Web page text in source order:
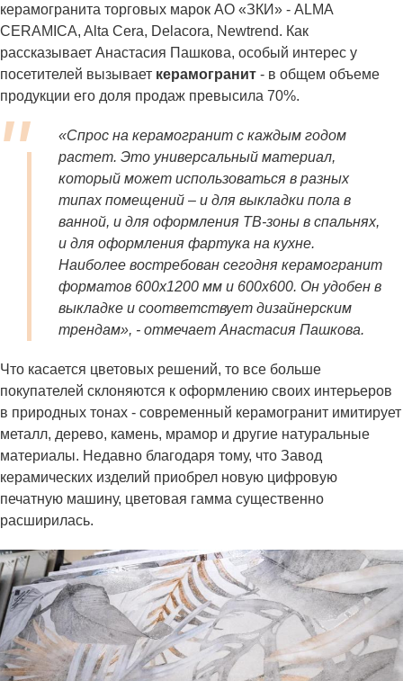
керамогранита торговых марок АО «ЗКИ» - ALMA
CERAMICA, Alta Cera, Delacora, Newtrend. Как
рассказывает Анастасия Пашкова, особый интерес у
посетителей вызывает керамогранит - в общем объеме
продукции его доля продаж превысила 70%.
«Спрос на керамогранит с каждым годом
растет. Это универсальный материал,
который может использоваться в разных
типах помещений – и для выкладки пола в
ванной, и для оформления ТВ-зоны в спальнях,
и для оформления фартука на кухне.
Наиболее востребован сегодня керамогранит
форматов 600х1200 мм и 600х600. Он удобен в
выкладке и соответствует дизайнерским
трендам», - отмечает Анастасия Пашкова.
Что касается цветовых решений, то все больше
покупателей склоняются к оформлению своих интерьеров
в природных тонах - современный керамогранит имитирует
металл, дерево, камень, мрамор и другие натуральные
материалы. Недавно благодаря тому, что Завод
керамических изделий приобрел новую цифровую
печатную машину, цветовая гамма существенно
расширилась.